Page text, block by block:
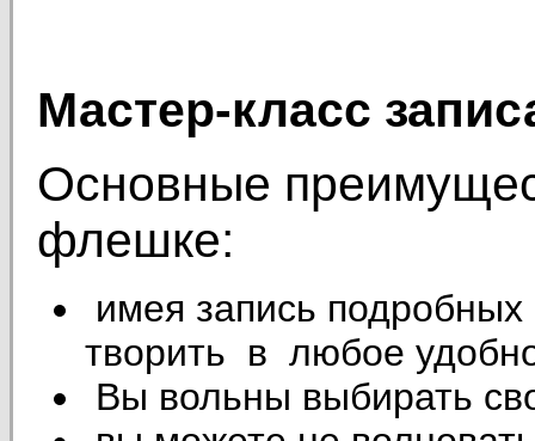
Мастер-класс
Основные
флешке:
имея запись
творить в любое
Вы вольны выбирать